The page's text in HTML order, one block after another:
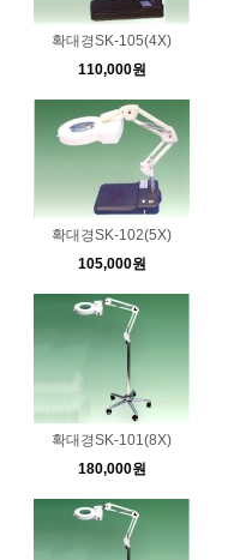
확대경SK-105(4X)
110,000원
확대경SK-102(5X)
105,000원
확대경SK-101(8X)
180,000원